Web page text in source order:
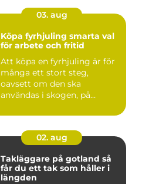
03. aug
Köpa fyrhjuling smarta val
för arbete och fritid
Att köpa en fyrhjuling är för
många ett stort steg,
oavsett om den ska
användas i skogen, på
02. aug
Takläggare på gotland så
får du ett tak som håller i
längden